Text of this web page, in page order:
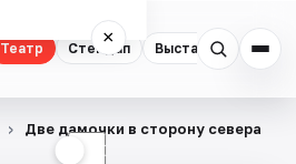
Театр Стендап Выставки
×
☾
Две дамочки в сторону севера